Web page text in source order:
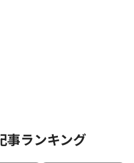
事ランキング